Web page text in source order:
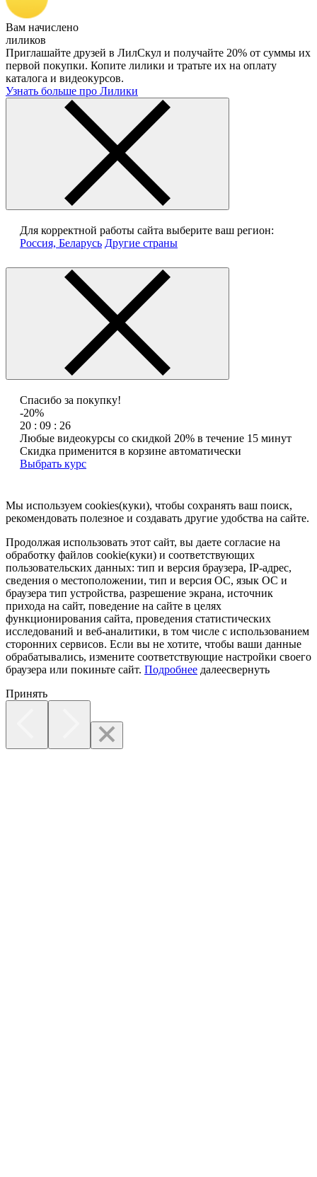
Вам начислено
лиликов
Приглашайте друзей в ЛилСкул и получайте 20% от суммы их
первой покупки. Копите лилики и тратьте их на оплату
каталога и видеокурсов.
Узнать больше про Лилики
Для корректной работы сайта выберите ваш регион:
Россия, Беларусь Другие страны
Спасибо за покупку!
-20%
20 : 09 : 26
Любые видеокурсы со скидкой 20% в течение 15 минут
Скидка применится в корзине автоматически
Выбрать курс
Мы используем cookies(куки), чтобы сохранять ваш поиск,
рекомендовать полезное и создавать другие удобства на сайте.
Продолжая использовать этот сайт, вы даете согласие на
обработку файлов cookie(куки) и соответствующих
пользовательских данных: тип и версия браузера, IP-адрес,
сведения о местоположении, тип и версия ОС, язык ОС и
браузера тип устройства, разрешение экрана, источник
прихода на сайт, поведение на сайте в целях
функционирования сайта, проведения статистических
исследований и веб-аналитики, в том числе с использованием
сторонних сервисов. Если вы не хотите, чтобы ваши данные
обрабатывались, измените соответствующие настройки своего
браузера или покиньте сайт. Подробнее далеесвернуть
Принять